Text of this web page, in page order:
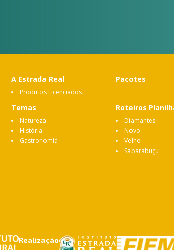
A Estrada Real
Produtos Licenciados
Pacotes
Temas
Natureza
História
Gastronomia
Roteiros
Diamantes
Novo
Velho
Sabarabuçu
Realização